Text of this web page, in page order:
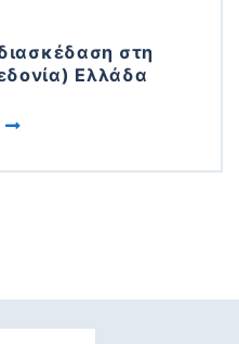
στη
Ελλάδα
NIGHT LIFE AND